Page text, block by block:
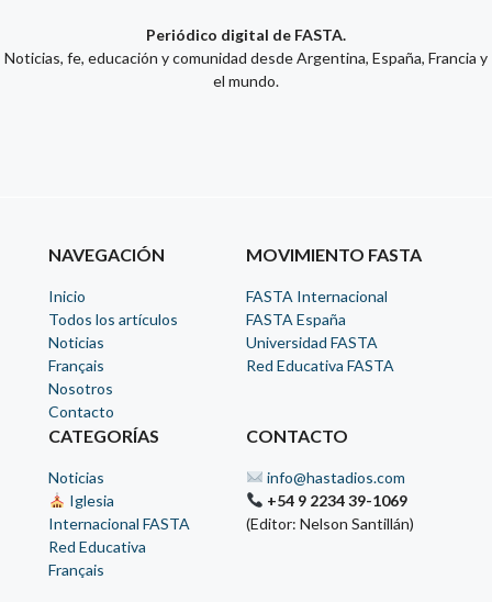
Periódico digital de FASTA.
Noticias, fe, educación y comunidad desde Argentina, España, Francia y
el mundo.
NAVEGACIÓN
Inicio
Todos los artículos
Noticias
Français
Nosotros
Contacto
MOVIMIENTO FASTA
FASTA Internacional
FASTA España
Universidad FASTA
Red Educativa FASTA
CATEGORÍAS
Noticias
Iglesia
Internacional FASTA
Red Educativa
Français
CONTACTO
info@hastadios.com
+54 9 2234 39-1069
(Editor: Nelson Santillán)